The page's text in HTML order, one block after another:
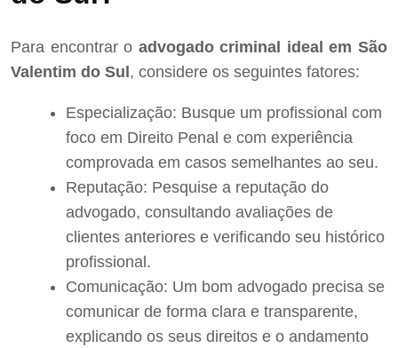
Para encontrar o advogado criminal ideal em São
Valentim do Sul , considere os seguintes fatores:
Especialização: Busque um profissional com
foco em Direito Penal e com experiência
comprovada em casos semelhantes ao seu.
Reputação: Pesquise a reputação do
advogado, consultando avaliações de
clientes anteriores e verificando seu histórico
profissional.
Comunicação: Um bom advogado precisa se
comunicar de forma clara e transparente,
explicando os seus direitos e o andamento